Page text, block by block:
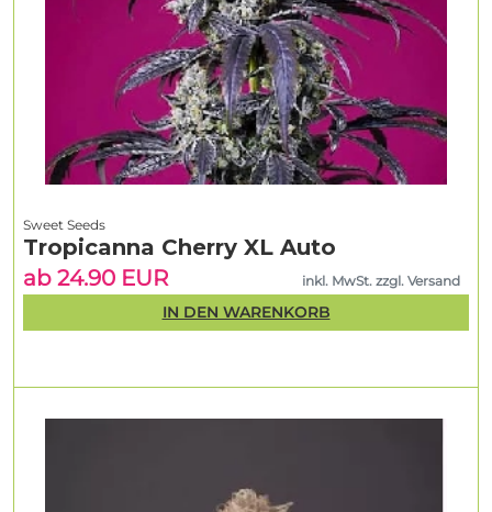
Sweet Seeds
Tropicanna Cherry XL Auto
ab 24.90 EUR
inkl. MwSt. zzgl. Versand
IN DEN WARENKORB